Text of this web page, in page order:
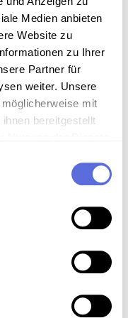
Medien anbieten
Website zu
zu Ihrer
Partner für
weiter. Unsere
mit
bereitgestellt
ohne weitere
Sammlung
Erster Weltkrieg,
Staatsakte,